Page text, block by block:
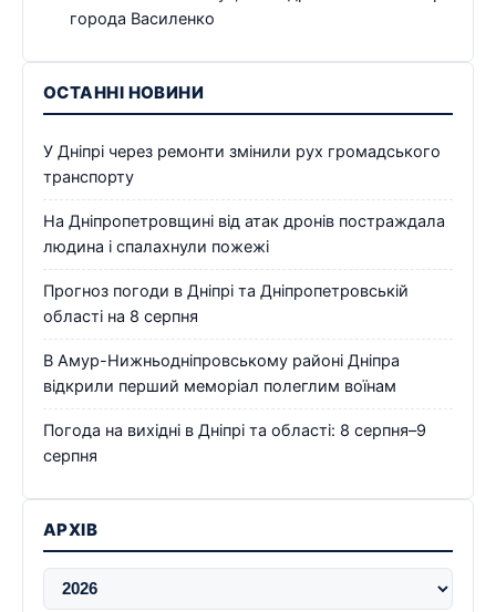
города Василенко
ОСТАННІ НОВИНИ
У Дніпрі через ремонти змінили рух громадського
транспорту
На Дніпропетровщині від атак дронів постраждала
людина і спалахнули пожежі
Прогноз погоди в Дніпрі та Дніпропетровській
області на 8 серпня
В Амур-Нижньодніпровському районі Дніпра
відкрили перший меморіал полеглим воїнам
Погода на вихідні в Дніпрі та області: 8 серпня–9
серпня
АРХІВ